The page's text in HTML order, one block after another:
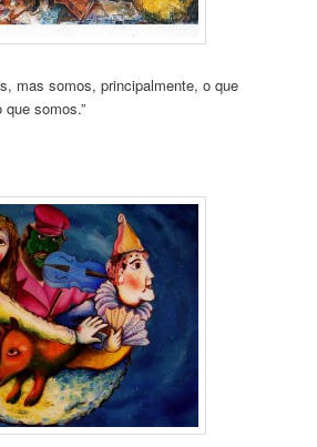
mas somos, principalmente, o que
somos.”